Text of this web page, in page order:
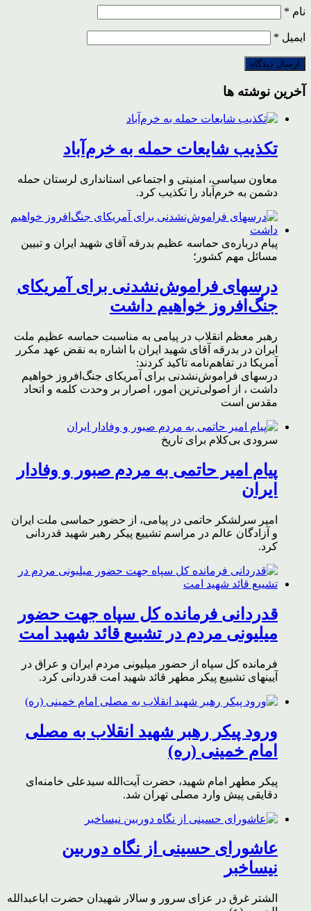
نام *
ایمیل *
آخرین نوشته ها
تکذیب شایعات حمله به خرم‌آباد
معاون سیاسی، امنیتی و اجتماعی استانداری لرستان حمله
دشمن به خرم‌آباد را تکذیب کرد.
پیام درباره‌ی حماسه عظیم بدرقه آقای شهید ایران و تبیین
مسائل مهم کشور؛
درسهای فراموش‌نشدنی برای آمریکای
جنگ‌افروز خواهیم داشت
رهبر معظم انقلاب در پیامی به مناسبت حماسه عظیم ملت
ایران در بدرقه آقای شهید ایران با اشاره به نقض عهد مکرر
آمریکا در تفاهم‌نامه تاکید کردند:
درسهای فراموش‌نشدنی برای آمریکای جنگ‌افروز خواهیم
داشت ، از اصولی‌ترین امور، اصرار بر وحدت کلمه و اتحاد
مقدس است
سرودی بی‌کلام برای تاریخ
پیام امیر حاتمی به مردم صبور و وفادار
ایران
امیر سرلشکر حاتمی در پیامی، از حضور حماسی ملت ایران
و آزادگان عالم در مراسم تشییع پیکر رهبر شهید قدردانی
کرد.
قدردانی فرمانده کل سپاه جهت حضور
میلیونی مردم در تشییع قائد شهید امت
فرمانده کل سپاه از حضور میلیونی مردم ایران و عراق در
آیینهای تشییع پیکر مطهر قائد شهید امت قدردانی کرد.
ورود پیکر رهبر شهید انقلاب به مصلی
امام خمینی (ره)
پیکر مطهر امام شهید،‌ حضرت آیت‌الله سیدعلی خامنه‌ای
دقایقی پیش وارد مصلی تهران شد.
عاشورای حسینی از نگاه دوربین
نیساخبر
الشتر غرق در عزای سرور و سالار شهیدان حضرت اباعبدالله